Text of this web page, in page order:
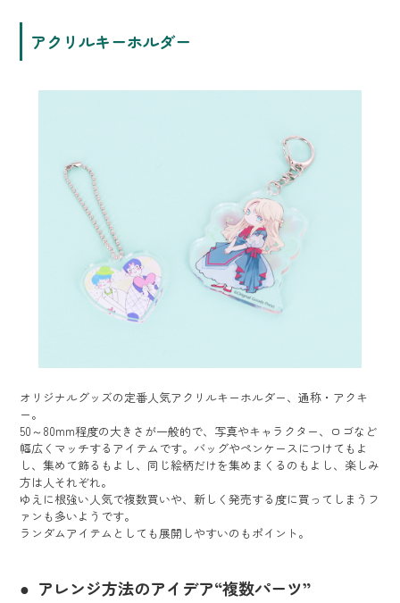
アクリルキーホルダー
オリジナルグッズの定番人気アクリルキーホルダー、通称・アクキ
ー。
50～80mm程度の大きさが一般的で、写真やキャラクター、ロゴなど
幅広くマッチするアイテムです。バッグやペンケースにつけてもよ
し、集めて飾るもよし、同じ絵柄だけを集めまくるのもよし、楽しみ
方は人それぞれ。
ゆえに根強い人気で複数買いや、新しく発売する度に買ってしまうフ
ァンも多いようです。
ランダムアイテムとしても展開しやすいのもポイント。
アレンジ方法のアイデア“複数パーツ”